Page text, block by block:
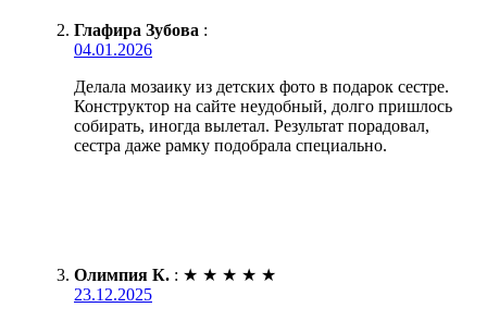
Глафира Зубова :
04.01.2026
Делала мозаику из детских фото в подарок сестре.
Конструктор на сайте неудобный, долго пришлось
собирать, иногда вылетал. Результат порадовал,
сестра даже рамку подобрала специально.
Олимпия К. : ★ ★ ★ ★ ★
23.12.2025